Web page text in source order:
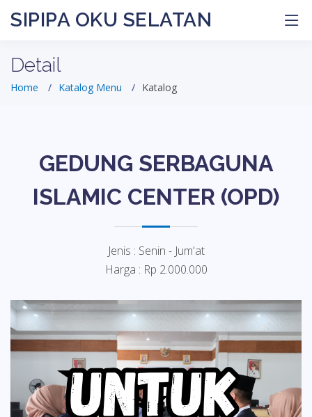
SIPIPA OKU SELATAN
Detail
Home Katalog Menu Katalog
GEDUNG SERBAGUNA
ISLAMIC CENTER (OPD)
Jenis : Senin - Jum'at
Harga : Rp 2.000.000